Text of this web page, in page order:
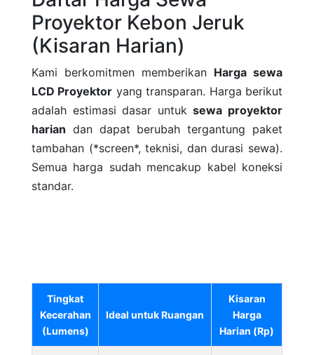
Proyektor Kebon Jeruk
(Kisaran Harian)
Kami berkomitmen memberikan Harga sewa
LCD Proyektor yang transparan. Harga berikut
adalah estimasi dasar untuksewa proyektor
harian dan dapat berubah tergantung paket
tambahan (*screen*, teknisi, dan durasi sewa).
Semua harga sudah mencakup kabel koneksi
standar.
Tingkat
Kecerahan
(Lumens)
Ideal untuk Ruangan
Kisaran
Harga
Harian (Rp)